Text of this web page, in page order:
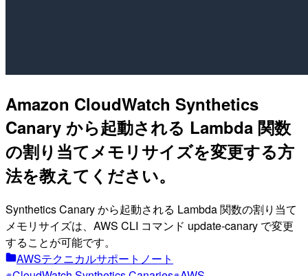
Amazon CloudWatch Synthetics
Canary から起動される Lambda 関数
の割り当てメモリサイズを変更する方
法を教えてください。
Synthetics Canary から起動される Lambda 関数の割り当て
メモリサイズは、AWS CLI コマンド update-canary で変更
することが可能です。
AWSテクニカルサポートノート